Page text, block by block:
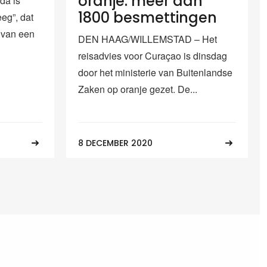
dat
een
1800 besmettingen
DEN HAAG/WILLEMSTAD – Het
reisadvies voor Curaçao is dinsdag
door het ministerie van Buitenlandse
Zaken op oranje gezet. De...
8 DECEMBER 2020